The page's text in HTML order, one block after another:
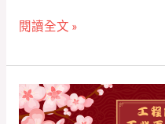
盲
閱讀全文 »
【「幽
靈